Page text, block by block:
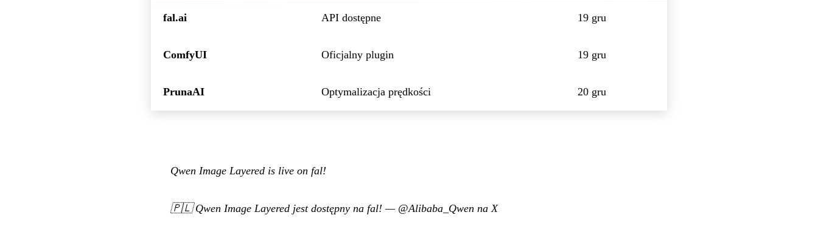
fal.ai API dostępne 19 gru
ComfyUI Oficjalny plugin 19 gru
PrunaAI Optymalizacja prędkości 20 gru
Qwen Image Layered is live on fal!
🇵🇱Qwen Image Layered jest dostępny na fal! — @Alibaba_Qwen na X